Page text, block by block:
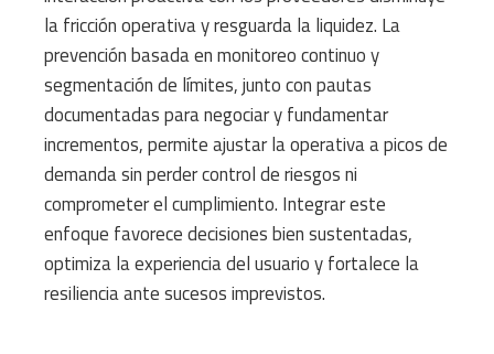
la fricción operativa y resguarda la liquidez. La
prevención basada en monitoreo continuo y
segmentación de límites, junto con pautas
documentadas para negociar y fundamentar
incrementos, permite ajustar la operativa a picos de
demanda sin perder control de riesgos ni
comprometer el cumplimiento. Integrar este
enfoque favorece decisiones bien sustentadas,
optimiza la experiencia del usuario y fortalece la
resiliencia ante sucesos imprevistos.